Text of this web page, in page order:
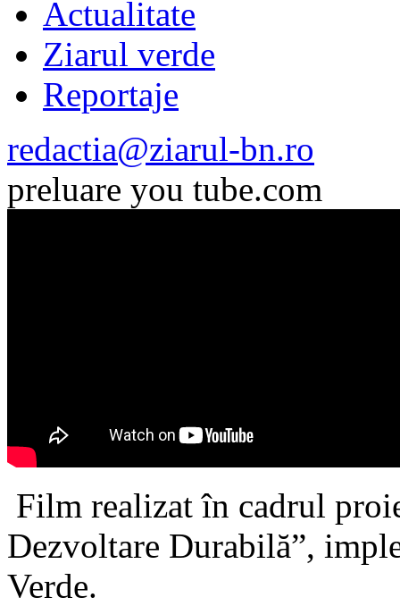
Actualitate
Ziarul verde
Reportaje
redactia@ziarul-bn.ro
preluare you tube.com
Film realizat în cadrul
Dezvoltare Durabilă”,
Verde.